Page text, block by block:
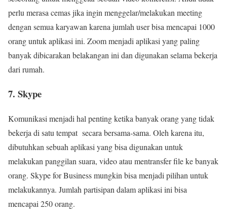
perlu merasa cemas jika ingin menggelar/melakukan meeting
dengan semua karyawan karena jumlah user bisa mencapai 1000
orang untuk aplikasi ini. Zoom menjadi aplikasi yang paling
banyak dibicarakan belakangan ini dan digunakan selama bekerja
dari rumah.
7. Skype
Komunikasi menjadi hal penting ketika banyak orang yang tidak
bekerja di satu tempat secara bersama-sama. Oleh karena itu,
dibutuhkan sebuah aplikasi yang bisa digunakan untuk
melakukan panggilan suara, video atau mentransfer file ke banyak
orang. Skype for Business mungkin bisa menjadi pilihan untuk
melakukannya. Jumlah partisipan dalam aplikasi ini bisa
mencapai 250 orang.